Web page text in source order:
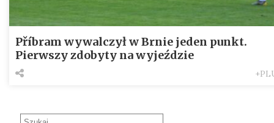
Příbram wywalczył w Brnie jeden punkt.
Pierwszy zdobyty na wyjeździe